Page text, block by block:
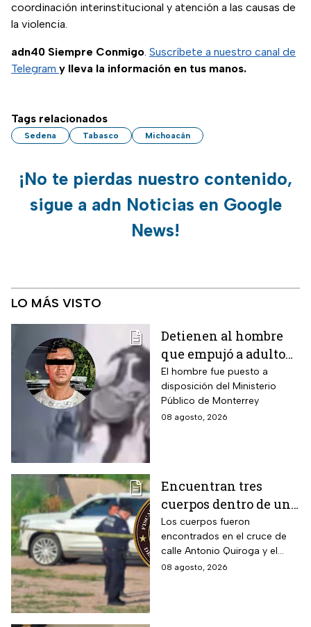
coordinación interinstitucional y atención a las causas de
la violencia.
adn40 Siempre Conmigo. Suscríbete a nuestro canal de
Telegram y lleva la información en tus manos.
Tags relacionados
Sedena Tabasco Michoacán
¡No te pierdas nuestro contenido,
sigue a adn Noticias en Google
News!
LO MÁS VISTO
Detienen al hombre
que empujó a adulto
mayor frente a un
tráiler en Monterrey
El hombre fue puesto a
disposición del Ministerio
Público de Monterrey
08 agosto, 2026
Encuentran tres
cuerpos dentro de una
camioneta de lujo en
Hermosillo;
investigan posible
riña
Los cuerpos fueron
encontrados en el cruce de
calle Antonio Quiroga y el
Boulevard Camino del Serie
08 agosto, 2026